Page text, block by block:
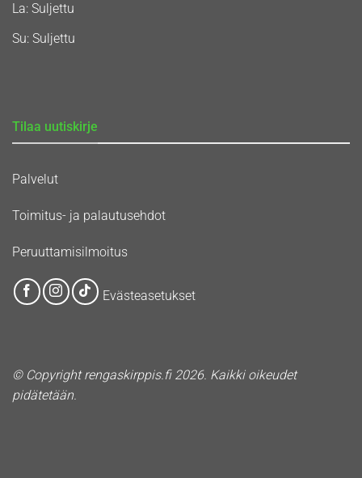
La: Suljettu
Su: Suljettu
Tilaa uutiskirje
Palvelut
Toimitus- ja palautusehdot
Peruuttamisilmoitus
Evästeasetukset
© Copyright rengaskirppis.fi 2026. Kaikki oikeudet
pidätetään.